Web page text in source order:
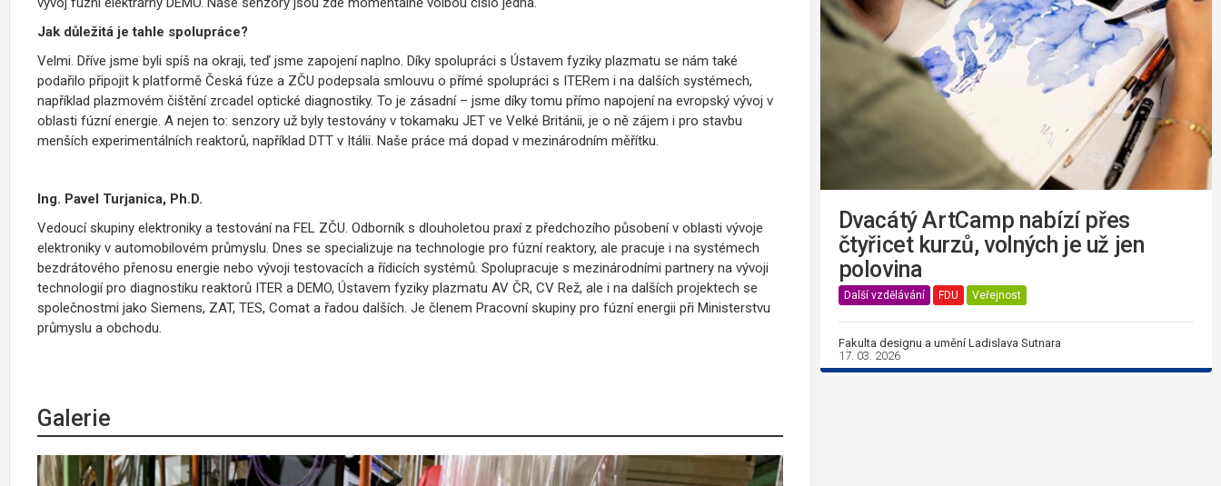
Jak důležitá je tahle spolupráce?
Velmi. Dříve jsme byli spíš na okraji, teď jsme zapojení naplno. Díky spolupráci s Ústavem fyziky plazmatu se nám také
podařilo připojit k platformě Česká fúze a ZČU podepsala smlouvu o přímé spolupráci s ITERem i na dalších systémech,
například plazmovém čištění zrcadel optické diagnostiky. To je zásadní – jsme díky tomu přímo napojení na evropský vývoj v
oblasti fúzní energie. A nejen to: senzory už byly testovány v tokamaku JET ve Velké Británii, je o ně zájem i pro stavbu
menších experimentálních reaktorů, například DTT v Itálii. Naše práce má dopad v mezinárodním měřítku.
Ing. Pavel Turjanica, Ph.D.
Vedoucí skupiny elektroniky a testování na FEL ZČU. Odborník s dlouholetou praxí z předchozího působení v oblasti vývoje
elektroniky v automobilovém průmyslu. Dnes se specializuje na technologie pro fúzní reaktory, ale pracuje i na systémech
bezdrátového přenosu energie nebo vývoji testovacích a řídicích systémů. Spolupracuje s mezinárodními partnery na vývoji
technologií pro diagnostiku reaktorů ITER a DEMO, Ústavem fyziky plazmatu AV ČR, CV Rež, ale i na dalších projektech se
společnostmi jako Siemens, ZAT, TES, Comat a řadou dalších. Je členem Pracovní skupiny pro fúzní energii při Ministerstvu
průmyslu a obchodu.
Galerie
Dvacátý ArtCamp nabízí přes
čtyřicet kurzů, volných je už jen
polovina
Další vzdělávání FDU Veřejnost
Fakulta designu a umění Ladislava Sutnara
17. 03. 2026